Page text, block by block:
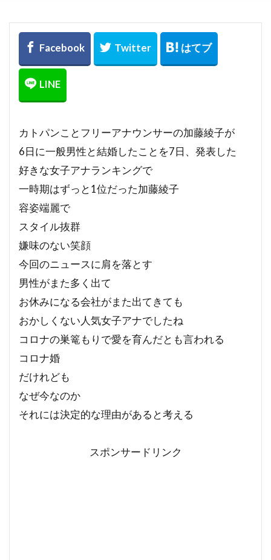
カトパンことフリーアナウンサーの加藤綾子が
6日に一般男性と結婚したことを7日、発表した
好きな女子アナランキングで
一時期はずっと1位だった加藤綾子
容姿端麗で
スタイル抜群
嫌味のない笑顔
今回のニュースに肩を落とす
男性がまた多く出て
お休みになる会社がまた出てきても
おかしくない人気女子アナでしたね
コロナの巣篭もりで愛を育んだとも言われる
コロナ婚
だけれども
なぜ今なのか
それには決定的な理由があると考える
スポンサードリンク